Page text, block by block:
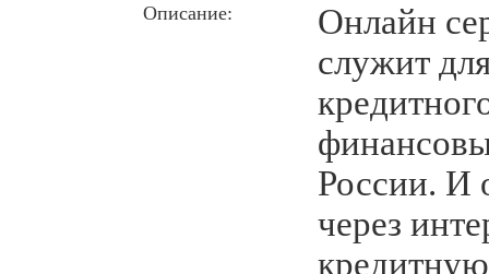
Описание:
Онлайн
служит
России. И
через